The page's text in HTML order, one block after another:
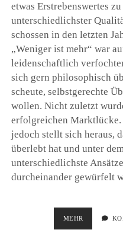
etwas Erstrebenswertes
unterschiedlichster
schossen in den letzten
„Weniger ist mehr“ war
leidenschaftlich
sich gern philosophisch
scheute, selbstgerechte
wollen. Nicht zuletzt
erfolgreichen Marktlücke.
jedoch stellt sich heraus,
überlebt hat und unter
unterschiedlichste
durcheinander gewürfelt
MEHR